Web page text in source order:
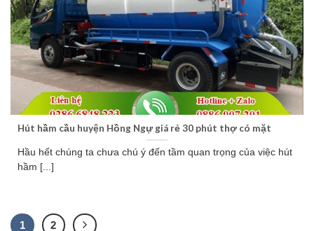
Hút hầm cầu huyện Hồng Ngự giá rẻ 30 phút thợ có mặt
Hầu hết chúng ta chưa chú ý đến tầm quan trọng của việc hút
hầm [...]
1 2